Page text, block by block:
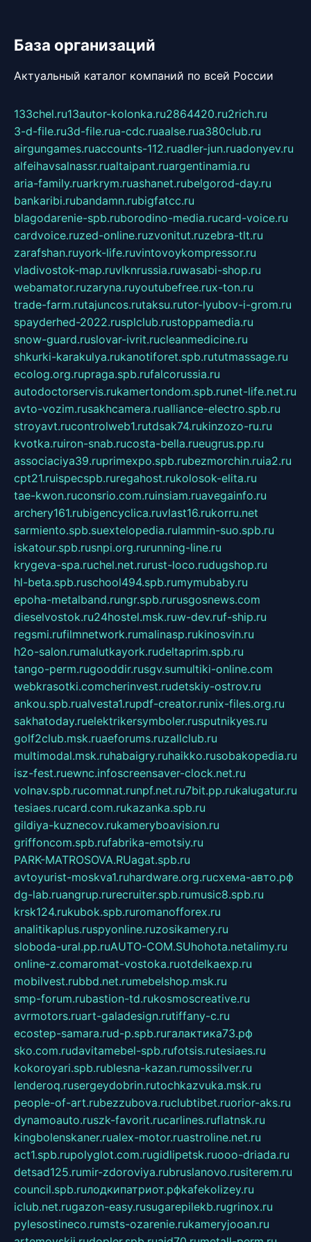
База организаций
Актуальный каталог компаний по всей России
133chel.ru13autor-kolonka.ru2864420.ru2rich.ru
3-d-file.ru3d-file.rua-cdc.ruaalse.rua380club.ru
airgungames.ruaccounts-112.ruadler-jun.ruadonyev.ru
alfeihavsalnassr.rualtaipant.ruargentinamia.ru
aria-family.ruarkrym.ruashanet.rubelgorod-day.ru
bankaribi.rubandamn.rubigfatcc.ru
blagodarenie-spb.ruborodino-media.rucard-voice.ru
cardvoice.ruzed-online.ruzvonitut.ruzebra-tlt.ru
zarafshan.ruyork-life.ruvintovoykompressor.ru
vladivostok-map.ruvlknrussia.ruwasabi-shop.ru
webamator.ruzaryna.ruyoutubefree.rux-ton.ru
trade-farm.rutajuncos.rutaksu.rutor-lyubov-i-grom.ru
spayderhed-2022.rusplclub.rustoppamedia.ru
snow-guard.ruslovar-ivrit.rucleanmedicine.ru
shkurki-karakulya.rukanotiforet.spb.rututmassage.ru
ecolog.org.rupraga.spb.rufalcorussia.ru
autodoctorservis.rukamertondom.spb.runet-life.net.ru
avto-vozim.rusakhcamera.rualliance-electro.spb.ru
stroyavt.rucontrolweb1.rutdsak74.rukinzozo-ru.ru
kvotka.ruiron-snab.rucosta-bella.rueugrus.pp.ru
associaciya39.ruprimexpo.spb.rubezmorchin.ruia2.ru
cpt21.ruispecspb.ruregahost.rukolosok-elita.ru
tae-kwon.ruconsrio.com.ruinsiam.ruavegainfo.ru
archery161.rubigencyclica.ruvlast16.rukorru.net
sarmiento.spb.suextelopedia.rulammin-suo.spb.ru
iskatour.spb.rusnpi.org.rurunning-line.ru
krygeva-spa.ruchel.net.rurust-loco.rudugshop.ru
hl-beta.spb.ruschool494.spb.rumymubaby.ru
epoha-metalband.rungr.spb.rurusgosnews.com
dieselvostok.ru24hostel.msk.ruw-dev.ruf-ship.ru
regsmi.rufilmnetwork.rumalinasp.rukinosvin.ru
h2o-salon.rumalutkayork.rudeltaprim.spb.ru
tango-perm.rugooddir.rusgv.sumultiki-online.com
webkrasotki.comcherinvest.rudetskiy-ostrov.ru
ankou.spb.rualvesta1.rupdf-creator.runix-files.org.ru
sakhatoday.ruelektrikersymboler.rusputnikyes.ru
golf2club.msk.ruaeforums.ruzallclub.ru
multimodal.msk.ruhabaigry.ruhaikko.rusobakopedia.ru
isz-fest.ruewnc.infoscreensaver-clock.net.ru
volnav.spb.rucomnat.runpf.net.ru7bit.pp.rukalugatur.ru
tesiaes.rucard.com.rukazanka.spb.ru
gildiya-kuznecov.rukameryboavision.ru
griffoncom.spb.rufabrika-emotsiy.ru
PARK-MATROSOVA.RUagat.spb.ru
avtoyurist-moskva1.ruhardware.org.ruсхема-авто.рф
dg-lab.ruangrup.rurecruiter.spb.rumusic8.spb.ru
krsk124.rukubok.spb.ruromanofforex.ru
analitikaplus.ruspyonline.ruzosikamery.ru
sloboda-ural.pp.ruAUTO-COM.SUhohota.netalimy.ru
online-z.comaromat-vostoka.ruotdelkaexp.ru
mobilvest.rubbd.net.rumebelshop.msk.ru
smp-forum.rubastion-td.rukosmoscreative.ru
avrmotors.ruart-galadesign.rutiffany-c.ru
ecostep-samara.rud-p.spb.ruгалактика73.рф
sko.com.rudavitamebel-spb.rufotsis.rutesiaes.ru
kokoroyari.spb.rublesna-kazan.rumossilver.ru
lenderoq.rusergeydobrin.rutochkazvuka.msk.ru
people-of-art.rubezzubova.ruclubtibet.ruorior-aks.ru
dynamoauto.ruszk-favorit.rucarlines.ruflatnsk.ru
kingbolenskaner.rualex-motor.ruastroline.net.ru
act1.spb.rupolyglot.com.rugidlipetsk.ruooo-driada.ru
detsad125.rumir-zdoroviya.rubruslanovo.rusiterem.ru
council.spb.ruлодкипатриот.рфkafekolizey.ru
iclub.net.rugazon-easy.rusugarepilekb.rugrinox.ru
pylesostineco.rumsts-ozarenie.rukameryjooan.ru